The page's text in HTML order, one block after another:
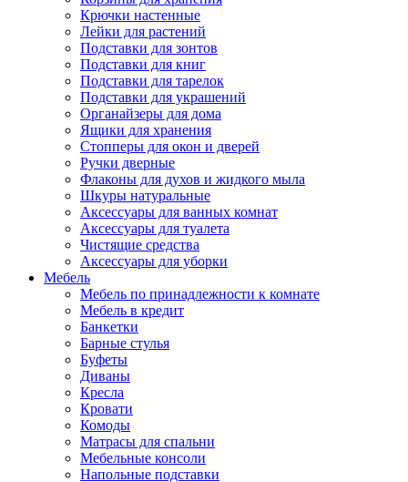
Крючки настенные
Лейки для растений
Подставки для зонтов
Подставки для книг
Подставки для тарелок
Подставки для украшений
Органайзеры для дома
Ящики для хранения
Стопперы для окон и дверей
Ручки дверные
Флаконы для духов и жидкого мыла
Шкуры натуральные
Аксессуары для ванных комнат
Аксессуары для туалета
Чистящие средства
Аксессуары для уборки
Мебель
Мебель по принадлежности к комнате
Мебель в кредит
Банкетки
Барные стулья
Буфеты
Диваны
Кресла
Кровати
Комоды
Матрасы для спальни
Мебельные консоли
Напольные подставки